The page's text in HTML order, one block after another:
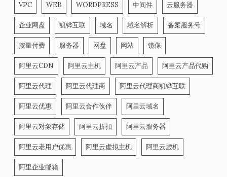
VPC WEB WORDPRESS 中间件 云服务器
企业网盘 凯铧互联 域名 域名解析 备案服务号
按量付费 服务器 网盘 网站 镜像
阿里云CDN 阿里云主机 阿里云产品 阿里云产品代购
阿里云代理 阿里云代理商 阿里云代理商凯铧互联
阿里云优惠 阿里云合作伙伴 阿里云域名
阿里云对象存储 阿里云折扣 阿里云服务器
阿里云老用户优惠 阿里云虚拟主机 阿里云虚机
阿里企业邮箱